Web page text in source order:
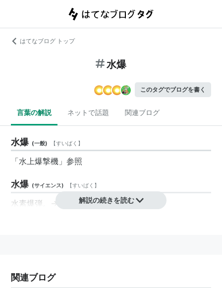
はてなブログ トップ
水爆
このタグでブログを書く
言葉の解説 ネットで話題 関連ブログ
水爆 (一般) 【すいばく 】
「水上爆撃機 」参照
水爆 (サイエンス) 【すいばく 】
水素爆弾 。→核兵器解説の続きを読む
関連ブログ